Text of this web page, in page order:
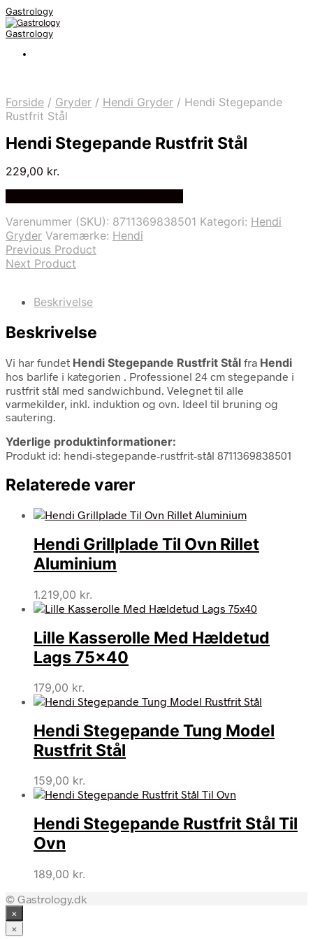
Gastrology
Gastrology
Forside / Gryder / Hendi Gryder / Hendi Stegepande
Rustfrit Stål
Hendi Stegepande Rustfrit Stål
229,00 kr.
Varenummer (SKU): 8711369838501 Kategori: Hendi
Gryder Varemærke: Hendi
Previous Product
Next Product
Beskrivelse
Beskrivelse
Vi har fundet Hendi Stegepande Rustfrit Stål fra Hendi
hos barlife i kategorien . Professionel 24 cm stegepande i
rustfrit stål med sandwichbund. Velegnet til alle
varmekilder, inkl. induktion og ovn. Ideel til bruning og
sautering.
Yderlige produktinformationer:
Produkt id: hendi-stegepande-rustfrit-stål 8711369838501
Relaterede varer
Hendi Grillplade Til Ovn Rillet
Aluminium
1.219,00 kr.
Lille Kasserolle Med Hældetud
Lags 75×40
179,00 kr.
Hendi Stegepande Tung Model
Rustfrit Stål
159,00 kr.
Hendi Stegepande Rustfrit Stål Til
Ovn
189,00 kr.
© Gastrology.dk
×
×